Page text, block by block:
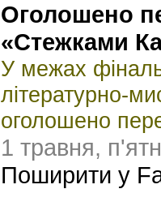
Оголошено
«Стежками
У межах
літературно-
оголошено
1 травня,
Поширити у